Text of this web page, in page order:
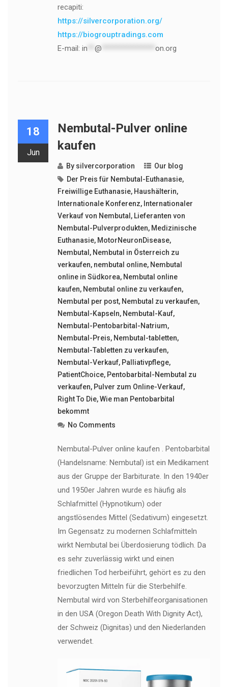
recapiti:
https://silvercorporation.org/
https://biogrouptradings.com
E-mail: in @ on.org
18
Jun
Nembutal-Pulver online
kaufen
By silvercorporation
Our blog
Der Preis für Nembutal-Euthanasie,
Freiwillige Euthanasie, Haushälterin,
Internationale Konferenz, Internationaler
Verkauf von Nembutal , Lieferanten von
Nembutal-Pulverprodukten, Medizinische
Euthanasie, MotorNeuronDisease,
Nembutal , Nembutal in Österreich zu
verkaufen, nembutal online, Nembutal
online in Südkorea, Nembutal online
kaufen, Nembutal online zu verkaufen,
Nembutal per post, Nembutal zu verkaufen,
Nembutal-Kapseln, Nembutal-Kauf,
Nembutal-Pentobarbital-Natrium,
Nembutal-Preis, Nembutal-tabletten,
Nembutal-Tabletten zu verkaufen,
Nembutal-Verkauf, Palliativpflege,
PatientChoice, Pentobarbital-Nembutal zu
verkaufen, Pulver zum Online-Verkauf,
Right To Die,Wie man Pentobarbital
bekommt
No Comments
Nembutal-Pulver online kaufen . Pentobarbital
(Handelsname: Nembutal) ist ein Medikament
aus der Gruppe der Barbiturate. In den 1940er
und 1950er Jahren wurde es häufig als
Schlafmittel (Hypnotikum) oder
angstlösendes Mittel (Sedativum) eingesetzt.
Im Gegensatz zu modernen Schlafmitteln
wirkt Nembutal bei Überdosierung tödlich. Da
es sehr zuverlässig wirkt und einen
friedlichen Tod herbeiführt, gehört es zu den
bevorzugten Mitteln für die Sterbehilfe.
Nembutal wird von Sterbehilfeorganisationen
in den USA (Oregon Death With Dignity Act),
der Schweiz (Dignitas) und den Niederlanden
verwendet.